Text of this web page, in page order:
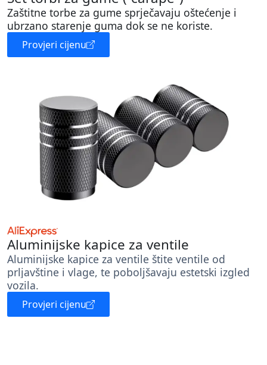
Zaštitne torbe za gume sprječavaju oštećenje i
ubrzano starenje guma dok se ne koriste.
Provjeri cijenu
Aluminijske kapice za ventile
Aluminijske kapice za ventile štite ventile od
prljavštine i vlage, te poboljšavaju estetski izgled
vozila.
Provjeri cijenu